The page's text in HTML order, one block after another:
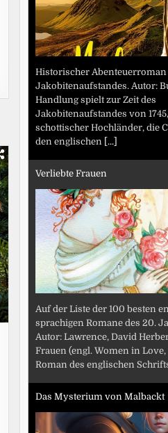
Historischer Abenteuerroman
Jakobitenaufstandes. Autor:
Handlung spielt zur Zeit des
Jakobitenaufstandes von
schottischer Hochländer, die
den englischen [...]
Verliebte Frauen
Auf der Liste der 100 besten
sprachigen Romane des 20.
Autor: Lawrence, David
Frauen (engl. Women in Love,
Roman des englischen
Das Mysterium von Malbackt